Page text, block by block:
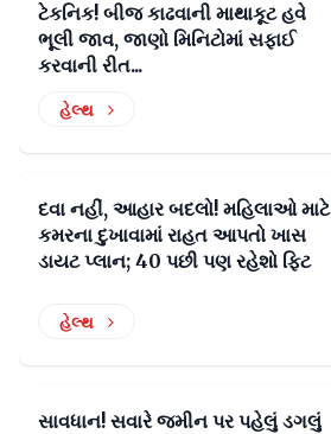
ટેકનિક! બીજ કાઢવાની માથાકૂટ હવે
ભૂલી જાવ, જાણો મિનિટોમાં સફાઈ
કરવાની રીત...
હેલ્થ
દવા નહીં, આહાર બદલો! મહિલાઓ માટે
કમરના દુખાવામાં રાહત આપતો ખાસ
ડાયટ પ્લાન; 40 પછી પણ રહેશો ફિટ
હેલ્થ
સાવધાન! સવારે જમીન પર પહેલું ડગલું